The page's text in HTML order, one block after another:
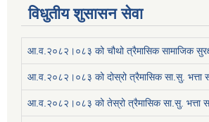
विधुतीय शुसासन सेवा
आ.व.२०८२।०८३ को चौथो त्रैमासिक सामाजिक
आ.व.२०८२।०८३ को दोस्रो त्रैमासिक सा.सु. भत्ता
आ.व.२०८२।०८३ को तेस्रो त्रैमासिक सा.सु. भत्ता